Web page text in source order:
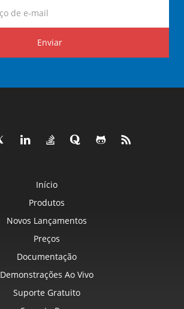
Enviar
Início
Produtos
Novos Lançamentos
Preços
Documentação
Demonstrações Ao Vivo
Suporte Gratuito